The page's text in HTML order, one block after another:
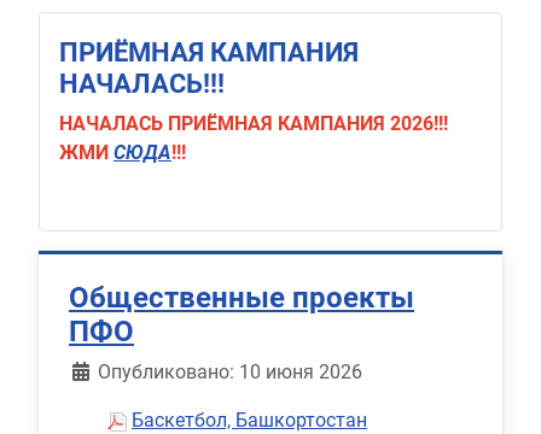
ПРИЁМНАЯ КАМПАНИЯ
НАЧАЛАСЬ!!!
НАЧАЛАСЬ ПРИЁМНАЯ КАМПАНИЯ 2026!!!
ЖМИ СЮДА!!!
Общественные проекты
ПФО
Информация о материале
Опубликовано: 10 июня 2026
Баскетбол, Башкортостан